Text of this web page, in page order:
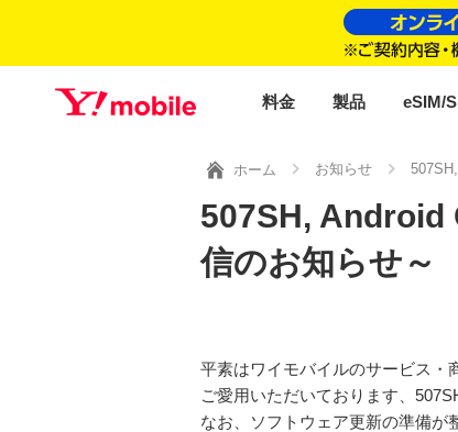
料金 製品 eSIM/
ホーム お知らせ
507SH,
信のお知らせ～
平素はワイモバイルのサービス・
ご愛用いただいております、
なお、ソフトウェア更新の準備が